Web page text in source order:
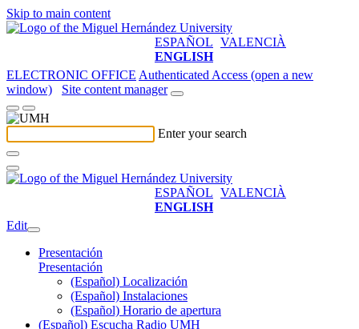
Skip to main content
ESPAÑOL VALENCIÀ
ENGLISH
ELECTRONIC OFFICE Authenticated Access (open a new
window)
Site content manager
Enter your search
ESPAÑOL VALENCIÀ
ENGLISH
Edit
Presentación
Presentación
(Español) Localización
(Español) Instalaciones
(Español) Horario de apertura
(Español) Escucha Radio UMH